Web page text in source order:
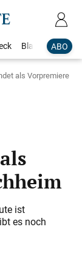
ABO
Blaulicht
als Vorpremiere
ist
es noch